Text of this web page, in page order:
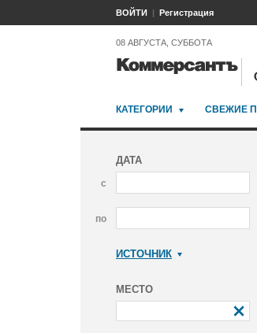
ВОЙТИ Регистрация
08 АВГУСТА, СУББОТА
КАТЕГОРИИ СВЕЖИЕ
ДАТА
с
по
ИСТОЧНИК
МЕСТО